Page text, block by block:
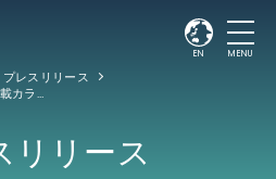
EN MENU
プレスリリース
ACCESS EuropeとStingray、車載カラオケサービスを提供
リリース